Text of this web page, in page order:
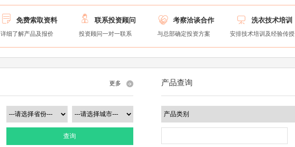
 免费索取资料
详细了解产品及报价
 联系投资顾问
投资顾问一对一联系
 考察洽谈合作
与总部确定投资方案
 洗衣技术培训
安排技术培训及经验传授
更多
查询
产品查询